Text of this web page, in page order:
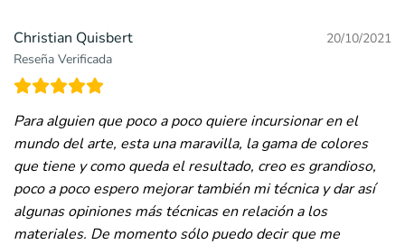
Christian Quisbert
Reseña Verificada
20/10/2021
Para alguien que poco a poco quiere incursionar en el
mundo del arte, esta una maravilla, la gama de colores
que tiene y como queda el resultado, creo es grandioso,
poco a poco espero mejorar también mi técnica y dar así
algunas opiniones más técnicas en relación a los
materiales. De momento sólo puedo decir que me